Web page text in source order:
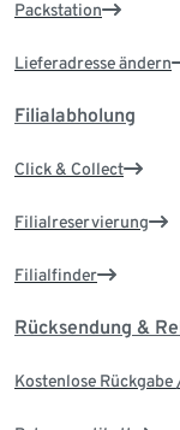
Packstation
Lieferadresse ändern
Filialabholung
Click & Collect
Filialreservierung
Filialfinder
Rücksendung &
Kostenlose